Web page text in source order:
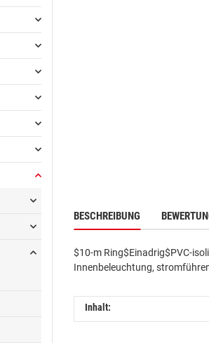
BESCHREIBUNG
$10-m Ring$Einadrig$PVC-
Innenbeleuchtung,
Inhalt: